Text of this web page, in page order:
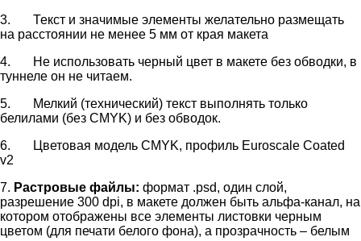
3. Текст и значимые элементы желательно размещать
на расстоянии не менее 5 мм от края макета
4. Не использовать черный цвет в макете без обводки, в
туннеле он не читаем.
5. Мелкий (технический) текст выполнять только
белилами (без CMYK) и без обводок.
6. Цветовая модель CMYK, профиль Euroscale Coated
v2
7. Растровые файлы: формат .psd, один слой,
разрешение 300 dpi, в макете должен быть альфа-канал, на
котором отображены все элементы листовки черным
цветом (для печати белого фона), а прозрачность – белым